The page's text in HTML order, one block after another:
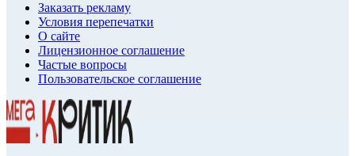
Заказать рекламу
Условия перепечатки
О сайте
Лицензионное соглашение
Частые вопросы
Пользовательское соглашение